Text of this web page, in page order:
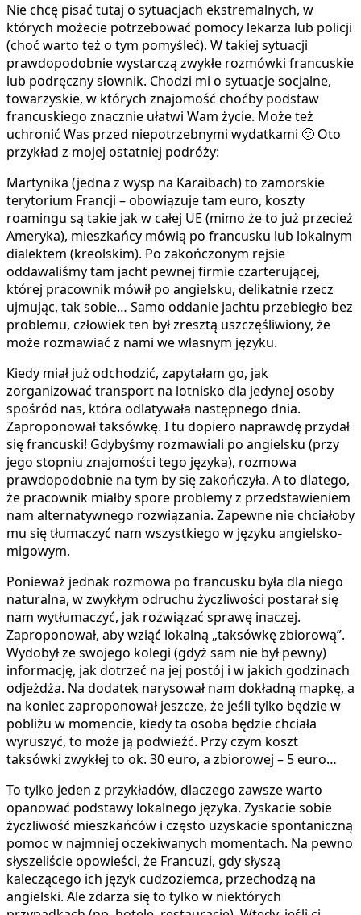
Nie chcę pisać tutaj o sytuacjach ekstremalnych, w
których możecie potrzebować pomocy lekarza lub policji
(choć warto też o tym pomyśleć). W takiej sytuacji
prawdopodobnie wystarczą zwykłe rozmówki francuskie
lub podręczny słownik. Chodzi mi o sytuacje socjalne,
towarzyskie, w których znajomość choćby podstaw
francuskiego znacznie ułatwi Wam życie. Może też
uchronić Was przed niepotrzebnymi wydatkami 🙂 Oto
przykład z mojej ostatniej podróży:
Martynika (jedna z wysp na Karaibach) to zamorskie
terytorium Francji – obowiązuje tam euro, koszty
roamingu są takie jak w całej UE (mimo że to już przecież
Ameryka), mieszkańcy mówią po francusku lub lokalnym
dialektem (kreolskim). Po zakończonym rejsie
oddawaliśmy tam jacht pewnej firmie czarterującej,
której pracownik mówił po angielsku, delikatnie rzecz
ujmując, tak sobie… Samo oddanie jachtu przebiegło bez
problemu, człowiek ten był zresztą uszczęśliwiony, że
może rozmawiać z nami we własnym języku.
Kiedy miał już odchodzić, zapytałam go, jak
zorganizować transport na lotnisko dla jedynej osoby
spośród nas, która odlatywała następnego dnia.
Zaproponował taksówkę. I tu dopiero naprawdę przydał
się francuski! Gdybyśmy rozmawiali po angielsku (przy
jego stopniu znajomości tego języka), rozmowa
prawdopodobnie na tym by się zakończyła. A to dlatego,
że pracownik miałby spore problemy z przedstawieniem
nam alternatywnego rozwiązania. Zapewne nie chciałoby
mu się tłumaczyć nam wszystkiego w języku angielsko-
migowym.
Ponieważ jednak rozmowa po francusku była dla niego
naturalna, w zwykłym odruchu życzliwości postarał się
nam wytłumaczyć, jak rozwiązać sprawę inaczej.
Zaproponował, aby wziąć lokalną „taksówkę zbiorową”.
Wydobył ze swojego kolegi (gdyż sam nie był pewny)
informację, jak dotrzeć na jej postój i w jakich godzinach
odjeżdża. Na dodatek narysował nam dokładną mapkę, a
na koniec zaproponował jeszcze, że jeśli tylko będzie w
pobliżu w momencie, kiedy ta osoba będzie chciała
wyruszyć, to może ją podwieźć. Przy czym koszt
taksówki zwykłej to ok. 30 euro, a zbiorowej – 5 euro…
To tylko jeden z przykładów, dlaczego zawsze warto
opanować podstawy lokalnego języka. Zyskacie sobie
życzliwość mieszkańców i często uzyskacie spontaniczną
pomoc w najmniej oczekiwanych momentach. Na pewno
słyszeliście opowieści, że Francuzi, gdy słyszą
kaleczącego ich język cudzoziemca, przechodzą na
angielski. Ale zdarza się to tylko w niektórych